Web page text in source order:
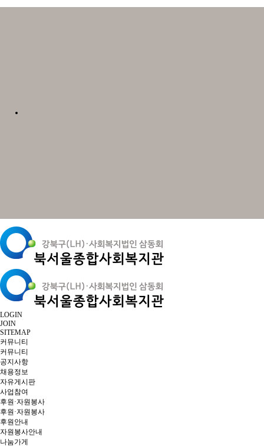
LOGIN
JOIN
SITEMAP
커뮤니티
커뮤니티
공지사항
채용정보
자유게시판
사업참여
후원·자원봉사
후원·자원봉사
후원안내
자원봉사안내
나눔가게